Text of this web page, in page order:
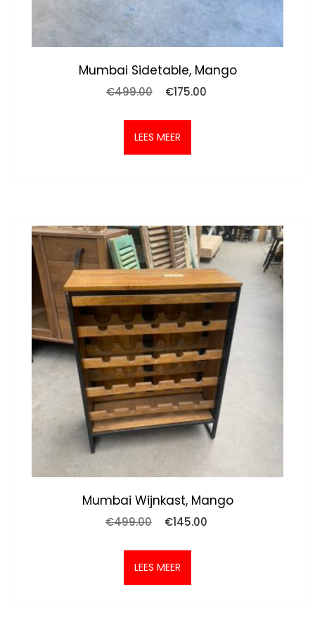
Mumbai Sidetable, Mango
€499.00
Oorspronkelijke
was:
€499.00.
€175.00
LEES MEER
Mumbai Wijnkast, Mango
€499.00
Oorspronkelijke
was:
€499.00.
€145.00
LEES MEER